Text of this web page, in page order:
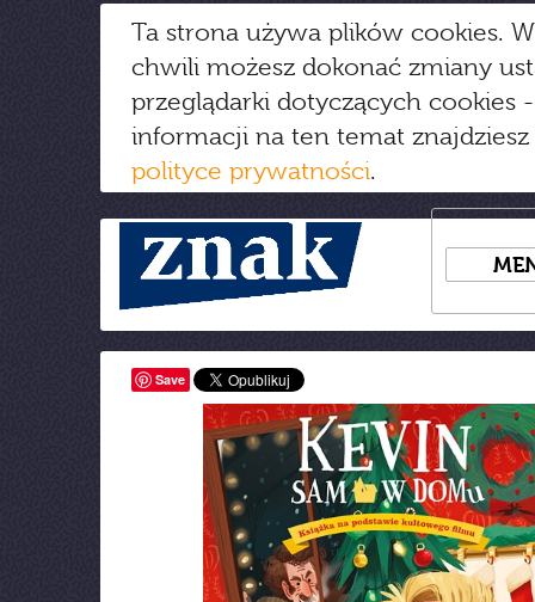
Ta strona używa plików cookies.
chwili możesz dokonać zmiany
przeglądarki dotyczących cookies
informacji na ten temat
polityce prywatności.
Save